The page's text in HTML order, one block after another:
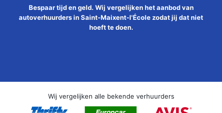
Bespaar tijd en geld. Wij vergelijken het aanbod van
autoverhuurders in Saint-Maixent-l'École zodat jij dat niet
hoeft te doen.
Wij vergelijken alle bekende verhuurders